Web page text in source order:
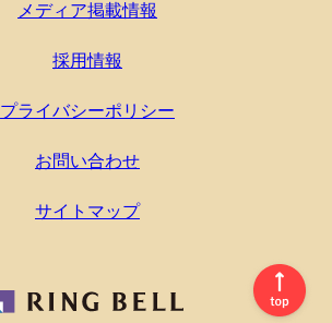
メディア掲載情報
採用情報
プライバシーポリシー
お問い合わせ
サイトマップ